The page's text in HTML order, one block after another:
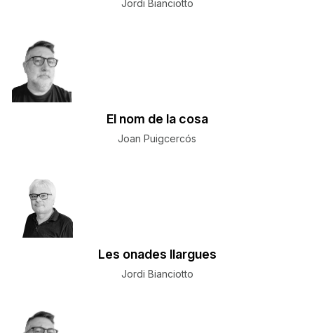
Jordi Bianciotto
El nom de la cosa
Joan Puigcercós
Les onades llargues
Jordi Bianciotto